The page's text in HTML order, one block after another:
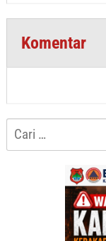
Komentar
Cari
untuk: